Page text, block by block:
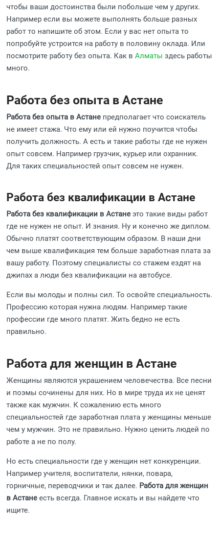
чтобы ваши достоинства были побольше чем у других.
Например если вы можете выполнять больше разных
работ то напишите об этом. Если у вас нет опыта то
попробуйте устроится на работу в половину оклада. Или
посмотрите работу без опыта. Как вАлматы здесь работы
много.
Работа без опыта в Астане
Работа без опыта в Астане предполагает что соискатель
не имеет стажа. Что ему или ей нужно поучится чтобы
получить должность. А есть и такие работы где не нужен
опыт совсем. Например грузчик, курьер или охранник.
Для таких специальностей опыт совсем не нужен.
Работа без квалификации в Астане
Работа без квалификации в Астане это такие виды работ
где не нужен не опыт. И знания. Ну и конечно же диплом.
Обычно платят соответствующим образом. В наши дни
чем выше квалификация тем больше заработная плата за
вашу работу. Поэтому специалисты со стажем ездят на
джипах а люди без квалификации на автобусе.
Если вы молоды и полны сил. То освойте специальность.
Профессию которая нужна людям. Например такие
профессии где много платят. Жить бедно не есть
правильно.
Работа для женщин в Астане
Женщины являются украшением человечества. Все песни
и поэмы сочинены для них. Но в мире труда их не ценят
также как мужчин. К сожалению есть много
специальностей где заработная плата у женщины меньше
чем у мужчин. Это не правильно. Нужно ценить людей по
работе а не по полу.
Но есть специальности где у женщин нет конкуренции.
Например учителя, воспитатели, нянки, повара,
горничные, переводчики и так далее. Работа для женщин
в Астане есть всегда. Главное искать и вы найдете что
ищите.